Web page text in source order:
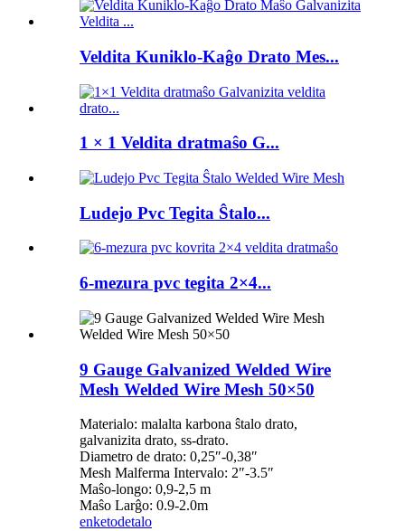
Veldita Kuniklo-Kaĝo Drato Mes...
1 × 1 Veldita dratmaŝo G...
Ludejo Pvc Tegita Ŝtalo...
6-mezura pvc tegita 2×4...
9 Gauge Galvanized Welded Wire
Mesh Welded Wire Mesh 50×50
Materialo: malalta karbona ŝtalo drato,
galvanizita drato, ss-drato.
Diametro de drato: 0,25″-0,38″
Mesh Malferma Intervalo: 2″-3.5″
Maŝo-longo: 0,9-2,5 m
Maŝo Larĝo: 0.9-2.0m
enketodetalo